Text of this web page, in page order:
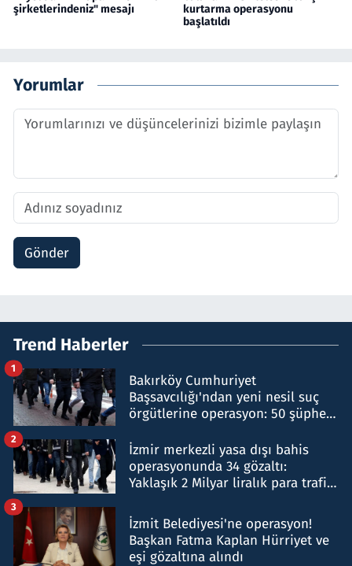
şirketlerindeniz" mesajı
kurtarma operasyonu
başlatıldı
Yorumlar
Gönder
Trend Haberler
Bakırköy Cumhuriyet
Başsavcılığı'ndan yeni nesil suç
örgütlerine operasyon: 50 şüpheli
1
İzmir merkezli yasa dışı bahis
operasyonunda 34 gözaltı:
Yaklaşık 2 Milyar liralık para trafiği
2
İzmit Belediyesi'ne operasyon!
Başkan Fatma Kaplan Hürriyet ve
eşi gözaltına alındı
3